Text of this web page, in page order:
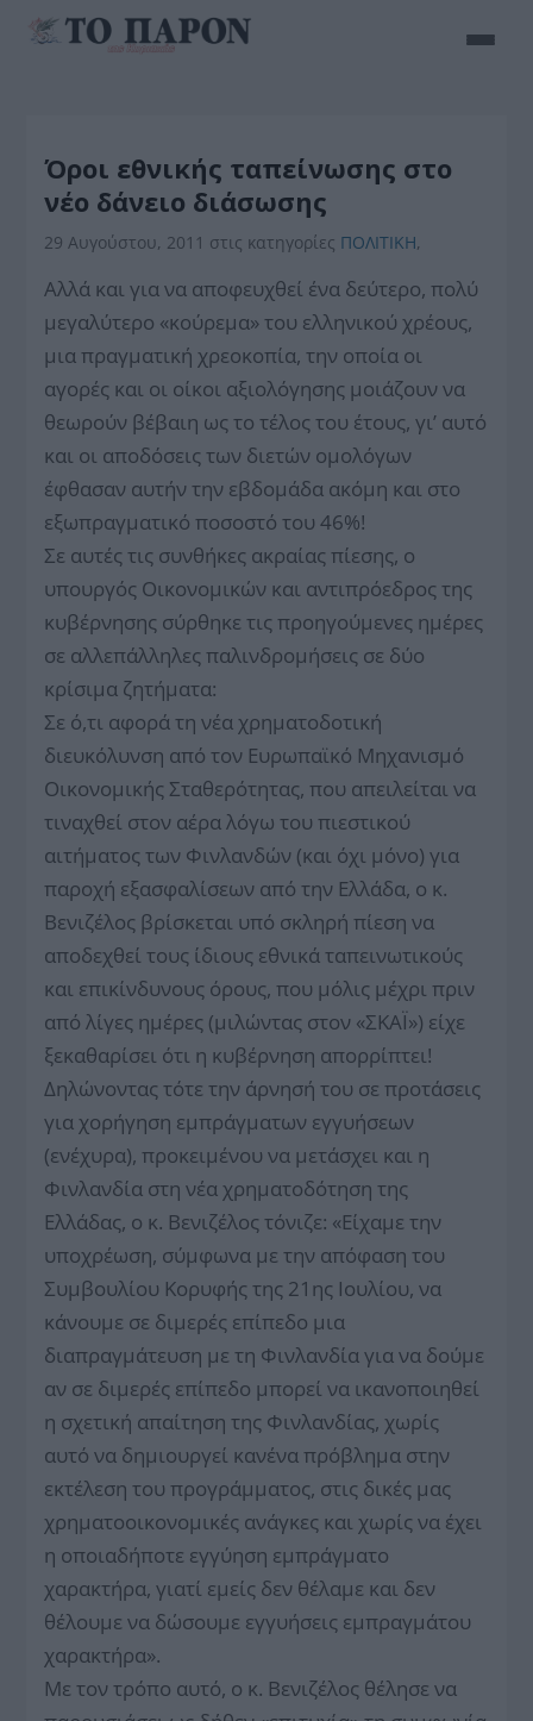
Όροι εθνικής ταπείνωσης στο
νέο δάνειο διάσωσης
29 Αυγούστου, 2011 στις κατηγορίες ΠΟΛΙΤΙΚΗ,
Αλλά και για να αποφευχθεί ένα δεύτερο, πολύ
μεγαλύτερο «κούρεμα» του ελληνικού χρέους,
μια πραγματική χρεοκοπία, την οποία οι
αγορές και οι οίκοι αξιολόγησης μοιάζουν να
θεωρούν βέβαιη ως το τέλος του έτους, γι’ αυτό
και οι αποδόσεις των διετών ομολόγων
έφθασαν αυτήν την εβδομάδα ακόμη και στο
εξωπραγματικό ποσοστό του 46%!
Σε αυτές τις συνθήκες ακραίας πίεσης, ο
υπουργός Οικονομικών και αντιπρόεδρος της
κυβέρνησης σύρθηκε τις προηγούμενες ημέρες
σε αλλεπάλληλες παλινδρομήσεις σε δύο
κρίσιμα ζητήματα:
Σε ό,τι αφορά τη νέα χρηματοδοτική
διευκόλυνση από τον Ευρωπαϊκό Μηχανισμό
Οικονομικής Σταθερότητας, που απειλείται να
τιναχθεί στον αέρα λόγω του πιεστικού
αιτήματος των Φινλανδών (και όχι μόνο) για
παροχή εξασφαλίσεων από την Ελλάδα, ο κ.
Βενιζέλος βρίσκεται υπό σκληρή πίεση να
αποδεχθεί τους ίδιους εθνικά ταπεινωτικούς
και επικίνδυνους όρους, που μόλις μέχρι πριν
από λίγες ημέρες (μιλώντας στον «ΣΚΑΪ») είχε
ξεκαθαρίσει ότι η κυβέρνηση απορρίπτει!
Δηλώνοντας τότε την άρνησή του σε προτάσεις
για χορήγηση εμπράγματων εγγυήσεων
(ενέχυρα), προκειμένου να μετάσχει και η
Φινλανδία στη νέα χρηματοδότηση της
Ελλάδας, ο κ. Βενιζέλος τόνιζε: «Είχαμε την
υποχρέωση, σύμφωνα με την απόφαση του
Συμβουλίου Κορυφής της 21ης Ιουλίου, να
κάνουμε σε διμερές επίπεδο μια
διαπραγμάτευση με τη Φινλανδία για να δούμε
αν σε διμερές επίπεδο μπορεί να ικανοποιηθεί
η σχετική απαίτηση της Φινλανδίας, χωρίς
αυτό να δημιουργεί κανένα πρόβλημα στην
εκτέλεση του προγράμματος, στις δικές μας
χρηματοοικονομικές ανάγκες και χωρίς να έχει
η οποιαδήποτε εγγύηση εμπράγματο
χαρακτήρα, γιατί εμείς δεν θέλαμε και δεν
θέλουμε να δώσουμε εγγυήσεις εμπραγμάτου
χαρακτήρα».
Με τον τρόπο αυτό, ο κ. Βενιζέλος θέλησε να